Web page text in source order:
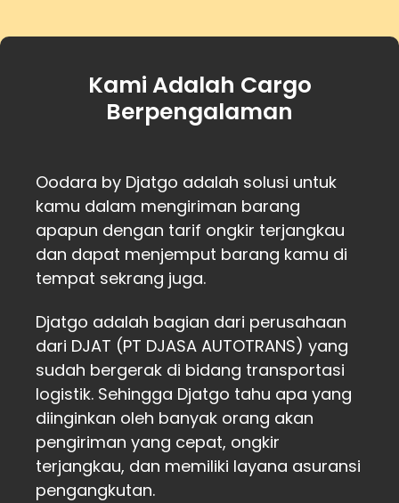
Kami Adalah Cargo
Berpengalaman
Oodara by Djatgo adalah solusi untuk
kamu dalam mengiriman barang
apapun dengan tarif ongkir terjangkau
dan dapat menjemput barang kamu di
tempat sekrang juga.
Djatgo adalah bagian dari perusahaan
dari DJAT (PT DJASA AUTOTRANS) yang
sudah bergerak di bidang transportasi
logistik. Sehingga Djatgo tahu apa yang
diinginkan oleh banyak orang akan
pengiriman yang cepat, ongkir
terjangkau, dan memiliki layana asuransi
pengangkutan.